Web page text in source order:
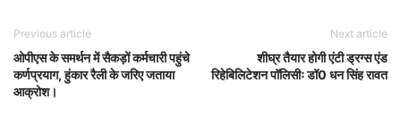
Previous article
ओपीएस के समर्थन में सैकड़ों कर्मचारी पहुंचे
कर्णप्रयाग, हुंकार रैली के जरिए जताया
आक्रोश।
Next article
शीघ्र तैयार होगी एंटी ड्रग्स एंड
रिहेबिलिटेशन पॉलिसीः डॉ0 धन सिंह रावत